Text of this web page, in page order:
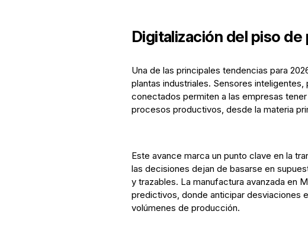
Digitalización del piso
Una de las principales tendencias para
plantas industriales. Sensores
conectados permiten a las empresas
procesos productivos, desde la materia
Este avance marca un punto clave en la
las decisiones dejan de basarse en
y trazables. La manufactura avanzada en
predictivos, donde anticipar desviaciones
volúmenes de producción.